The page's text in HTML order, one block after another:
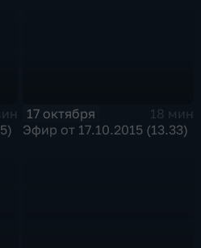
17 октября
18 мин
Эфир от 17.10.2015 (13.33)